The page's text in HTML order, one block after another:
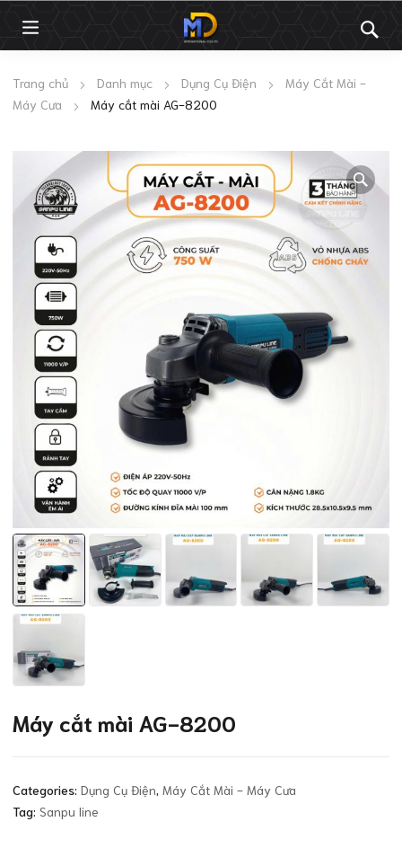
Trang chủ Danh mục Dụng Cụ Điện
Máy Cắt Mài -
Máy Cưa
Máy cắt mài AG-8200
Máy cắt mài AG-8200
Categories: Dụng Cụ Điện Máy Cắt Mài - Máy Cưa
Tag: Sanpu line